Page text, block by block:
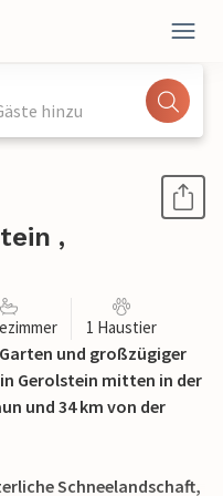
hinzu
,
1 Haustier
und großzügiger
Gerolstein mitten in der
und 34 km von der
Schneelandschaft,